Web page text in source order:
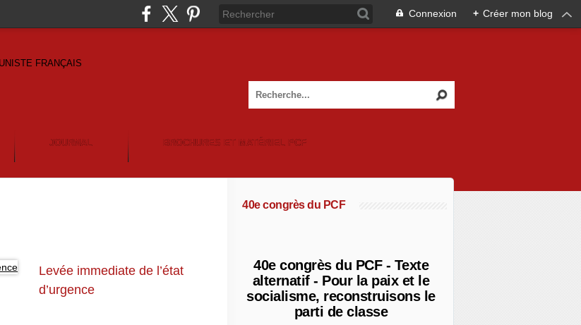
Connexion + Créer mon blog
JOURNAL BROCHURES ET MATÉRIEL PCF
Levée immediate de l’état
d’urgence
40e congrès du PCF
40e congrès du PCF - Texte
alternatif - Pour la paix et le
socialisme, reconstruisons le
parti de classe